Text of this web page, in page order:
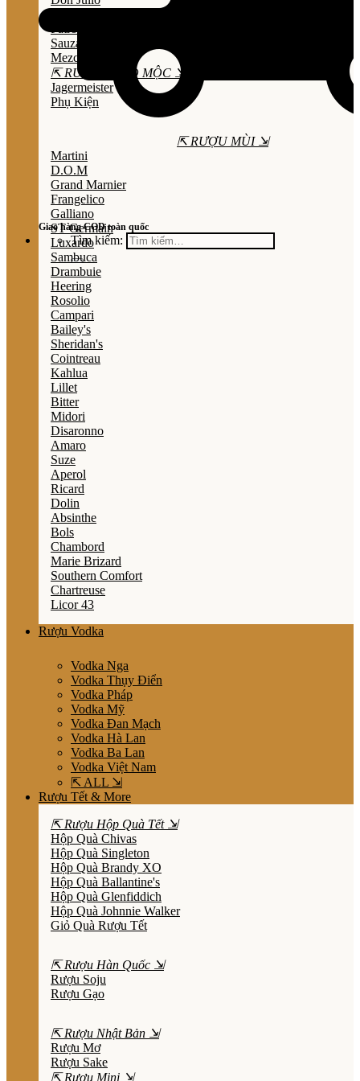
Giao hàng COD toàn quốc
Tìm kiếm:
Sauza
Mezcal
⇱ RƯỢU THẢO MỘC ⇲
Jagermeister
Phụ Kiện
⇱ RƯỢU MÙI ⇲
Martini
D.O.M
Grand Marnier
Frangelico
Galliano
ST Germain
Luxardo
Sambuca
Drambuie
Heering
Rosolio
Campari
Bailey's
Sheridan's
Cointreau
Kahlua
Lillet
Bitter
Midori
Disaronno
Amaro
Suze
Aperol
Ricard
Dolin
Absinthe
Bols
Chambord
Marie Brizard
Southern Comfort
Chartreuse
Licor 43
Rượu Vodka
Vodka Nga
Vodka Thụy Điển
Vodka Pháp
Vodka Mỹ
Vodka Đan Mạch
Vodka Hà Lan
Vodka Ba Lan
Vodka Việt Nam
⇱ ALL ⇲
Rượu Tết & More
⇱ Rượu Hộp Quà Tết ⇲
Hộp Quà Chivas
Hộp Quà Singleton
Hộp Quà Brandy XO
Hộp Quà Ballantine's
Hộp Quà Glenfiddich
Hộp Quà Johnnie Walker
Giỏ Quà Rượu Tết
⇱ Rượu Hàn Quốc ⇲
Rượu Soju
Rượu Gạo
⇱ Rượu Nhật Bản ⇲
Rượu Mơ
Rượu Sake
⇱ Rượu Mini ⇲